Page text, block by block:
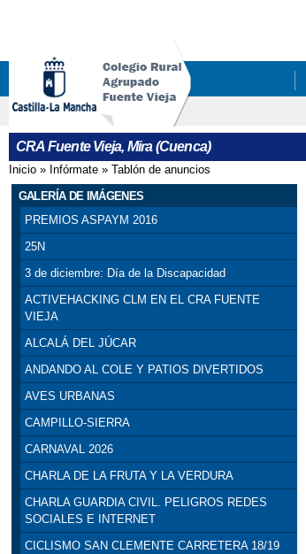
CRA Fuente Vieja, Mira (Cuenca)
Se encuentra usted aquí
Inicio » Infórmate » Tablón de anuncios
GALERÍA DE IMÁGENES
PREMIOS ASPAYM 2016
25N
3 de diciembre: Día de la Discapacidad
ACTIVEHACKING CLM EN EL CRA FUENTE
VIEJA
ALCALÁ DEL JÚCAR
ANDANDO AL COLE Y PATIOS DIVERTIDOS
AVES URBANAS
CAMPILLO-SIERRA
CARNAVAL 2026
CHARLA DE LA FRUTA Y LA VERDURA
CHARLA GUARDIA CIVIL. PELIGROS REDES
SOCIALES E INTERNET
CICLISMO SAN CLEMENTE CARRETERA 18/19